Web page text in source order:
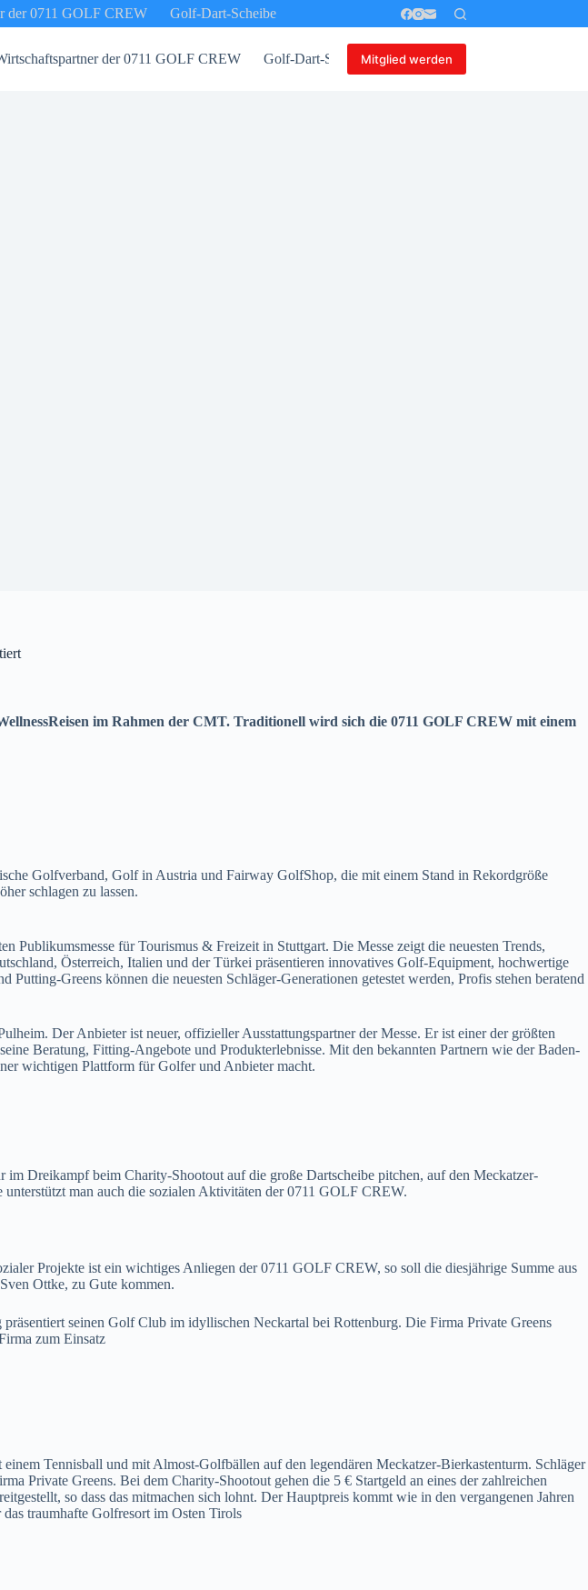
der 0711 GOLF CREW Golf-Dart-Scheibe
der 0711 GOLF CREW Golf-Dart-ScheibeMitglied werden
im Rahmen der CMT. Traditionell wird sich die 0711 GOLF CREW mit einem
Golfverband, Golf in Austria und Fairway GolfShop, die mit einem Stand in Rekordgröße
schlagen zu lassen.
Publikumsmesse für Tourismus & Freizeit in Stuttgart. Die Messe zeigt die neuesten Trends,
Österreich, Italien und der Türkei präsentieren innovatives Golf-Equipment, hochwertige
Greens können die neuesten Schläger-Generationen getestet werden, Profis stehen beratend
Der Anbieter ist neuer, offizieller Ausstattungspartner der Messe. Er ist einer der größten
Beratung, Fitting-Angebote und Produkterlebnisse. Mit den bekannten Partnern wie der Baden-
wichtigen Plattform für Golfer und Anbieter macht.
Dreikampf beim Charity-Shootout auf die große Dartscheibe pitchen, auf den Meckatzer-
man auch die sozialen Aktivitäten der 0711 GOLF CREW.
Projekte ist ein wichtiges Anliegen der 0711 GOLF CREW, so soll die diesjährige Summe aus
Ottke, zu Gute kommen.
seinen Golf Club im idyllischen Neckartal bei Rottenburg. Die Firma Private Greens
zum Einsatz
Tennisball und mit Almost-Golfbällen auf den legendären Meckatzer-Bierkastenturm. Schläger
Private Greens. Bei dem Charity-Shootout gehen die 5 € Startgeld an eines der zahlreichen
so dass das mitmachen sich lohnt. Der Hauptpreis kommt wie in den vergangenen Jahren
traumhafte Golfresort im Osten Tirols